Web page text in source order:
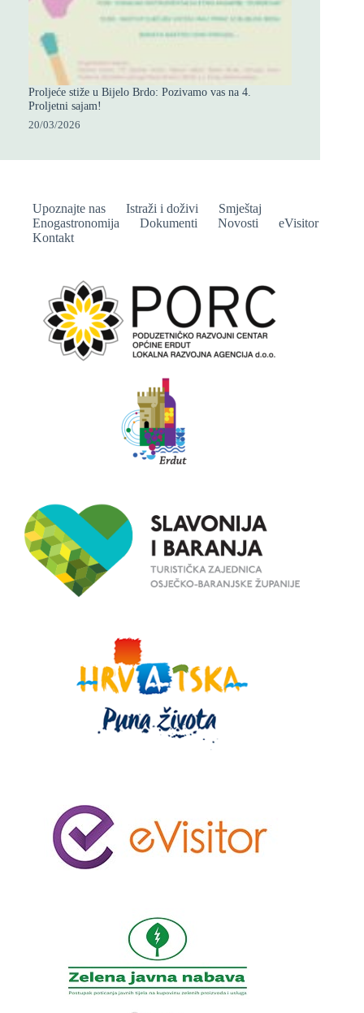
Proljeće stiže u Bijelo Brdo: Pozivamo vas na 4.
Proljetni sajam!
20/03/2026
Upoznajte nas Istraži i doživi
Smještaj
Enogastronomija
Dokumenti Novosti
eVisitor
Kontakt